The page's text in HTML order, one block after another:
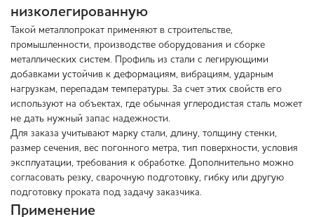
низколегированную
Такой металлопрокат применяют в строительстве,
промышленности, производстве оборудования и сборке
металлических систем. Профиль из стали с легирующими
добавками устойчив к деформациям, вибрациям, ударным
нагрузкам, перепадам температуры. За счет этих свойств его
используют на объектах, где обычная углеродистая сталь может
не дать нужный запас надежности.
Для заказа учитывают марку стали, длину, толщину стенки,
размер сечения, вес погонного метра, тип поверхности, условия
эксплуатации, требования к обработке. Дополнительно можно
согласовать резку, сварочную подготовку, гибку или другую
подготовку проката под задачу заказчика.
Применение